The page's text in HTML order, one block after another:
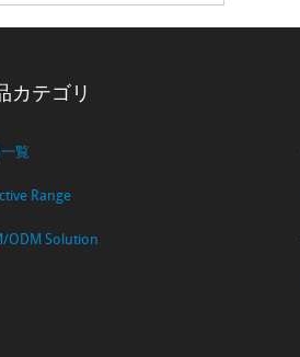
カテゴリ
覧
Range
ODM Solution